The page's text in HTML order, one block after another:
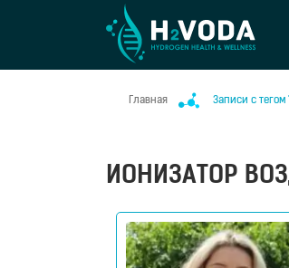
Главная Записи с тегом
ИОНИЗАТОР